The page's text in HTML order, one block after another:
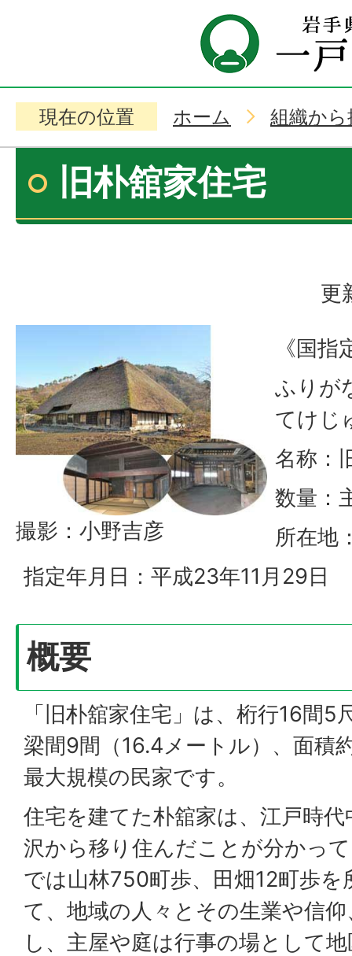
現在の位置 ホーム 組織か
旧朴舘家住宅
更
撮影：小野吉彦
《国
ふりが
てけじ
名称：
数量：
所在地
指定年月日：平成23年11月29日
概要
「旧朴舘家住宅」は、桁行16間
梁間9間（16.4メートル）、面積
最大規模の民家です。
住宅を建てた朴舘家は、江戸時
沢から移り住んだことが分かっ
では山林750町歩、田畑12町歩
て、地域の人々とその生業や信
し、主屋や庭は行事の場として